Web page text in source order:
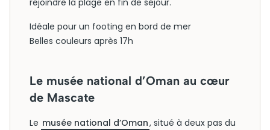
rejoindre la plage en fin de séjour.
Idéale pour un footing en bord de mer
Belles couleurs après 17h
Le musée national d’Oman au cœur
de Mascate
Le musée national d’Oman, situé à deux pas du